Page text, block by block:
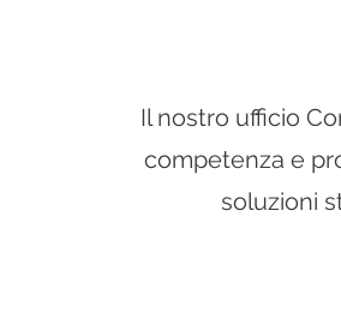
Il nostro ufficio
competenza e
soluzioni